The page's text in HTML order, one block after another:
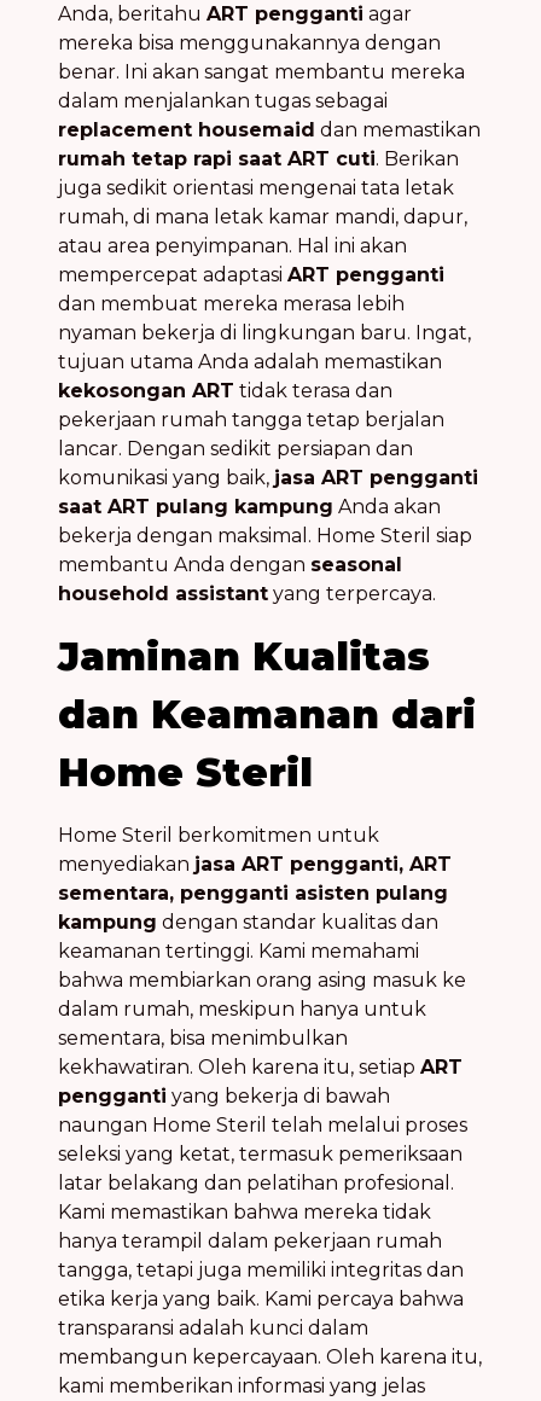
Anda, beritahu ART pengganti agar
mereka bisa menggunakannya dengan
benar. Ini akan sangat membantu mereka
dalam menjalankan tugas sebagai
replacement housemaid dan memastikan
rumah tetap rapi saat ART cuti. Berikan
juga sedikit orientasi mengenai tata letak
rumah, di mana letak kamar mandi, dapur,
atau area penyimpanan. Hal ini akan
mempercepat adaptasi ART pengganti
dan membuat mereka merasa lebih
nyaman bekerja di lingkungan baru. Ingat,
tujuan utama Anda adalah memastikan
kekosongan ART tidak terasa dan
pekerjaan rumah tangga tetap berjalan
lancar. Dengan sedikit persiapan dan
komunikasi yang baik, jasa ART pengganti
saat ART pulang kampung Anda akan
bekerja dengan maksimal. Home Steril siap
membantu Anda dengan seasonal
household assistant yang terpercaya.
Jaminan Kualitas
dan Keamanan dari
Home Steril
Home Steril berkomitmen untuk
menyediakan jasa ART pengganti, ART
sementara, pengganti asisten pulang
kampung dengan standar kualitas dan
keamanan tertinggi. Kami memahami
bahwa membiarkan orang asing masuk ke
dalam rumah, meskipun hanya untuk
sementara, bisa menimbulkan
kekhawatiran. Oleh karena itu, setiap ART
pengganti yang bekerja di bawah
naungan Home Steril telah melalui proses
seleksi yang ketat, termasuk pemeriksaan
latar belakang dan pelatihan profesional.
Kami memastikan bahwa mereka tidak
hanya terampil dalam pekerjaan rumah
tangga, tetapi juga memiliki integritas dan
etika kerja yang baik. Kami percaya bahwa
transparansi adalah kunci dalam
membangun kepercayaan. Oleh karena itu,
kami memberikan informasi yang jelas